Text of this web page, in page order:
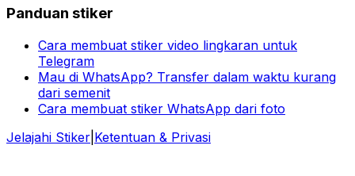
Panduan stiker
Cara membuat stiker video lingkaran untuk
Telegram
Mau di WhatsApp? Transfer dalam waktu kurang
dari semenit
Cara membuat stiker WhatsApp dari foto
Jelajahi Stiker Ketentuan & Privasi